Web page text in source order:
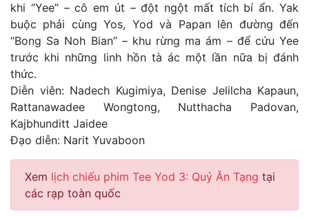
khi “Yee” – cô em út – đột ngột mất tích bí ẩn. Yak
buộc phải cùng Yos, Yod và Papan lên đường đến
“Bong Sa Noh Bian” – khu rừng ma ám – để cứu Yee
trước khi những linh hồn tà ác một lần nữa bị đánh
thức.
Diễn viên: Nadech Kugimiya, Denise Jelilcha Kapaun,
Rattanawadee Wongtong, Nutthacha Padovan,
Kajbhunditt Jaidee
Đạo diễn: Narit Yuvaboon
Xem lịch chiếu phim Tee Yod 3: Quỷ Ăn Tạng tại
các rạp toàn quốc